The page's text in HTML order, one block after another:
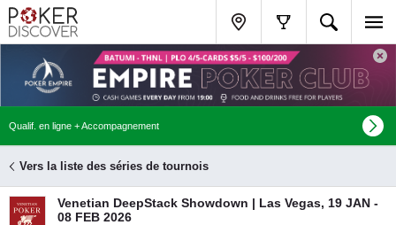
Qualif. en ligne + Accompagnement
Vers la liste des séries de tournois
Venetian DeepStack Showdown | Las Vegas, 19 JAN -
08 FEB 2026